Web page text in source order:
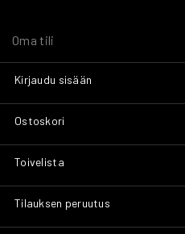
Oma tili
Kirjaudu sisään
Ostoskori
Toivelista
Tilauksen peruutus